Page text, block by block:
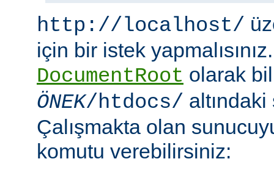
http://localhost/
için bir istek
DocumentRoot olarak
ÖNEK/htdocs/
Çalışmakta olan
komutu verebilirsiniz: